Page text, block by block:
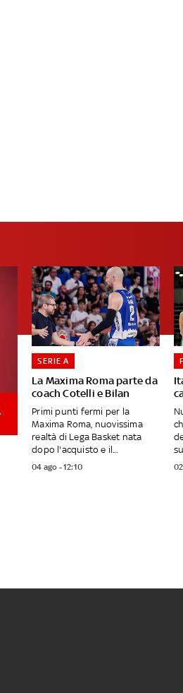
La Maxima Roma parte da
coach Cotelli e Bilan
SERIE A
Primi punti fermi per la
Maxima Roma, nuovissima
realtà di Lega Basket nata
dopo l'acquisto e il...
04 ago - 12:10